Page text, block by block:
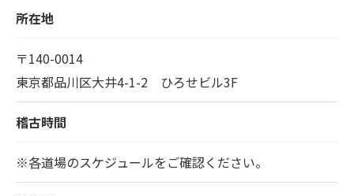
所在地
〒140-0014
東京都品川区大井4-1-2 ひろせビル3F
稽古時間
※各道場のスケジュールをご確認ください。